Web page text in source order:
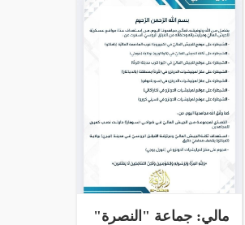
مالي: جماعة "النصرة"